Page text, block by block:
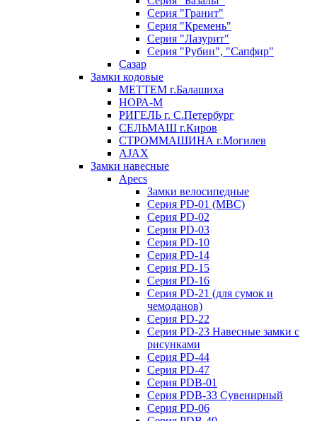
Серия "Гранит"
Серия "Кремень"
Серия "Лазурит"
Серия "Рубин", "Сапфир"
Сазар
Замки кодовые
МЕТТЕМ г.Балашиха
НОРА-М
РИГЕЛЬ г. С.Петербург
СЕЛЬМАШ г.Киров
СТРОММАШИНА г.Могилев
AJAX
Замки навесные
Apecs
Замки велосипедные
Серия PD-01 (МВС)
Серия PD-02
Серия PD-03
Серия PD-10
Серия PD-14
Серия PD-15
Серия PD-16
Серия PD-21 (для сумок и
чемоданов)
Серия PD-22
Серия PD-23 Навесные замки с
рисунками
Серия PD-44
Серия PD-47
Серия PDB-01
Серия PDB-33 Сувенирный
Серия PD-06